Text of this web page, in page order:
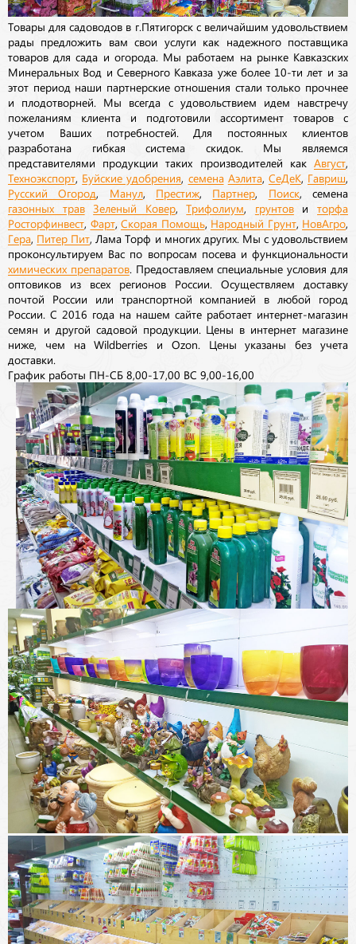
Товары для садоводов в г.Пятигорск с величайшим удовольствием
рады предложить вам свои услуги как надежного поставщика
товаров для сада и огорода. Мы работаем на рынке Кавказских
Минеральных Вод и Северного Кавказа уже более 10-ти лет и за
этот период наши партнерские отношения стали только прочнее
и плодотворней. Мы всегда с удовольствием идем навстречу
пожеланиям клиента и подготовили ассортимент товаров с
учетом Ваших потребностей. Для постоянных клиентов
разработана гибкая система скидок. Мы являемся
представителями продукции таких производителей как Август
Техноэкспорт Буйские удобрения семена Аэлита, СеДеК Гавриш
Русский Огород Манул, Престиж Партнер Поиск, семена
газонных трав Зеленый Ковер,Трифолиум грунтовиторфа
Росторфинвест Фарт, Скорая Помощь Народный Грунт, НовАгро
Гера Питер Пит , Лама Торф и многих других. Мы с удовольствием
проконсультируем Вас по вопросам посева и функциональности
химических препаратов. Предоставляем специальные условия для
оптовиков из всех регионов России. Осуществляем доставку
почтой России или транспортной компанией в любой город
России. С 2016 года на нашем сайте работает интернет-магазин
семян и другой садовой продукции. Цены в интернет магазине
ниже, чем на Wildberries и Ozon. Цены указаны без учета
доставки.
График работы ПН-СБ 8,00-17,00 ВС 9,00-16,00